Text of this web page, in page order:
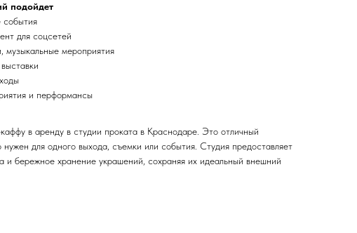
подойдет
события
для соцсетей
музыкальные мероприятия
и перформансы
в аренду в студии проката в Краснодаре. Это отличный
нужен для одного выхода, съемки или события. Студия предоставляет
и бережное хранение украшений, сохраняя их идеальный внешний